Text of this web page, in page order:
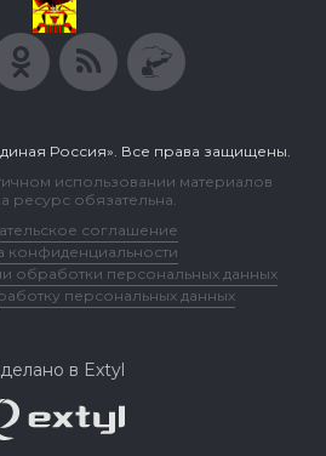
Россия». Все права защищены.
использовании материалов
ресурс обязательна.
соглашение
конфиденциальности
обработки персональных данных
персональных данных
в Extyl